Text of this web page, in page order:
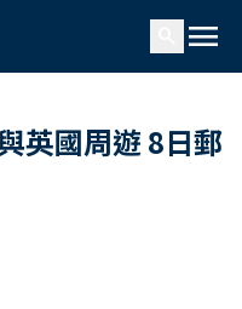
menu
英國周遊 8日郵